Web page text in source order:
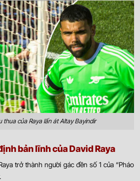
thua của Raya lấn át Altay Bayindir
bản lĩnh của David Raya
trở thành người gác đền số 1 của “Pháo